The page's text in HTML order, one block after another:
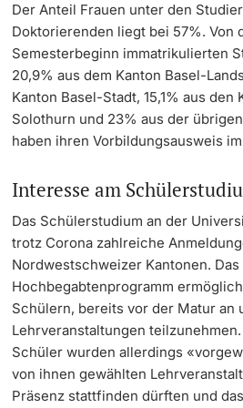
Der Anteil Frauen unter den
Doktorierenden liegt bei 57%. Von
Semesterbeginn immatrikulierten
20,9% aus dem Kanton Basel-
Kanton Basel-Stadt, 15,1% aus den
Solothurn und 23% aus der
haben ihren Vorbildungsausweis
Interesse am
Das Schülerstudium an der
trotz Corona zahlreiche
Nordwestschweizer Kantonen. Das
Hochbegabtenprogramm
Schülern, bereits vor der Matur an
Lehrveranstaltungen
Schüler wurden allerdings
von ihnen gewählten
Präsenz stattfinden dürften und